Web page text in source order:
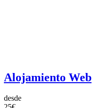
Alojamiento Web
desde